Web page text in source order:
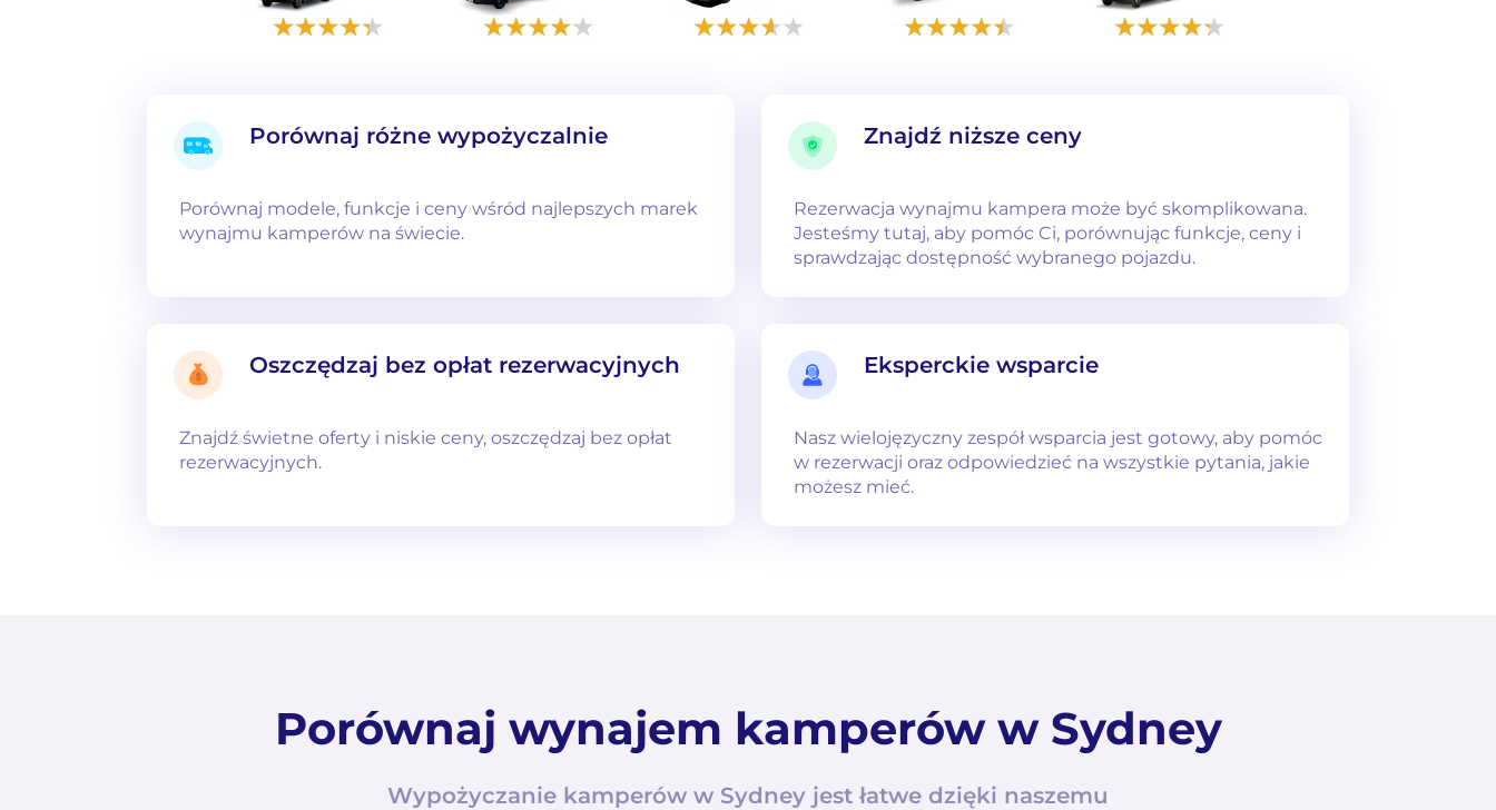
Porównaj różne wypożyczalnie
Porównaj modele, funkcje i ceny wśród najlepszych marek
wynajmu kamperów na świecie.
Znajdź niższe ceny
Rezerwacja wynajmu kampera może być skomplikowana.
Jesteśmy tutaj, aby pomóc Ci, porównując funkcje, ceny i
sprawdzając dostępność wybranego pojazdu.
Oszczędzaj bez opłat rezerwacyjnych
Znajdź świetne oferty i niskie ceny, oszczędzaj bez opłat
rezerwacyjnych.
Eksperckie wsparcie
Nasz wielojęzyczny zespół wsparcia jest gotowy, aby pomóc
w rezerwacji oraz odpowiedzieć na wszystkie pytania, jakie
możesz mieć.
Porównaj wynajem kamperów w Sydney
Wypożyczanie kamperów w Sydney jest łatwe dzięki naszemu